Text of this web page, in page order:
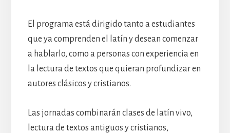
El programa está dirigido tanto a estudiantes
que ya comprenden el latín y desean comenzar
a hablarlo, como a personas con experiencia en
la lectura de textos que quieran profundizar en
autores clásicos y cristianos.
Las jornadas combinarán clases de latín vivo,
lectura de textos antiguos y cristianos,